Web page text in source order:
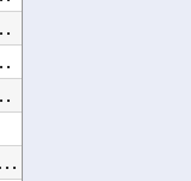
紙も驚愕した極限の...
上手な人も大っっ嫌...
われる。しかし私は...
【悲報】 ゲオのサマーセールのチラシにPS5本体が載ってない